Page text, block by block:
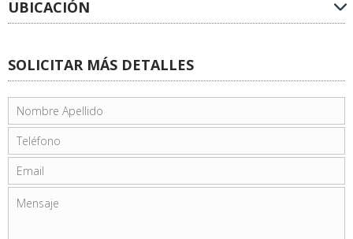
UBICACIÓN
SOLICITAR MÁS DETALLES